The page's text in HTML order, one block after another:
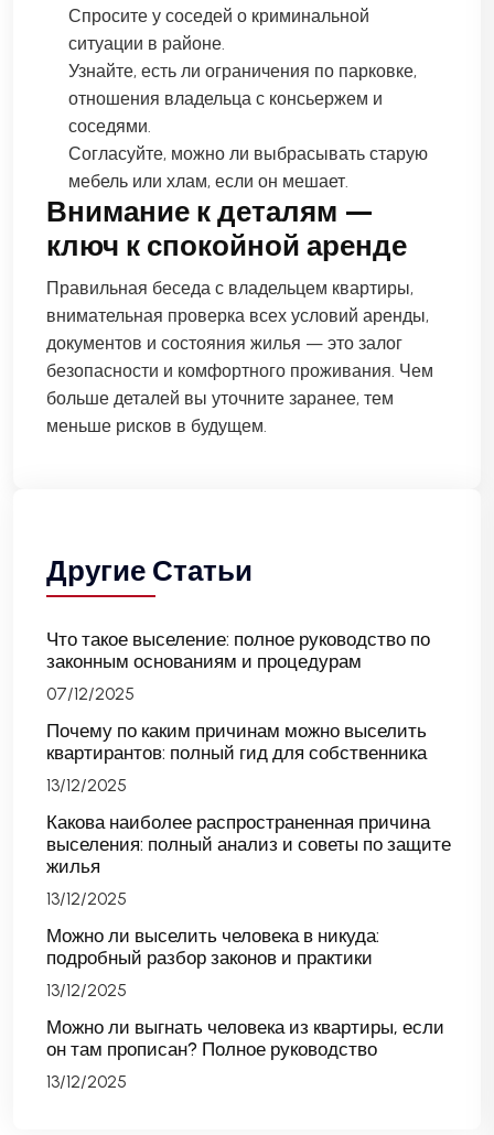
Спросите у соседей о криминальной
ситуации в районе.
Узнайте, есть ли ограничения по парковке,
отношения владельца с консьержем и
соседями.
Согласуйте, можно ли выбрасывать старую
мебель или хлам, если он мешает.
Внимание к деталям —
ключ к спокойной аренде
Правильная беседа с владельцем квартиры,
внимательная проверка всех условий аренды,
документов и состояния жилья — это залог
безопасности и комфортного проживания. Чем
больше деталей вы уточните заранее, тем
меньше рисков в будущем.
Другие Статьи
Что такое выселение: полное руководство по
законным основаниям и процедурам
07/12/2025
Почему по каким причинам можно выселить
квартирантов: полный гид для собственника
13/12/2025
Какова наиболее распространенная причина
выселения: полный анализ и советы по защите
жилья
13/12/2025
Можно ли выселить человека в никуда:
подробный разбор законов и практики
13/12/2025
Можно ли выгнать человека из квартиры, если
он там прописан? Полное руководство
13/12/2025